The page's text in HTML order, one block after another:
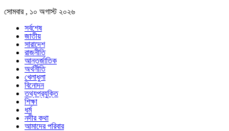
সোমবার , ১০ অগাস্ট ২০২৬
সর্বশেষ
জাতীয়
সারাদেশ
রাজনীতি
আন্তর্জাতিক
অর্থনীতি
খেলাধুলা
বিনোদন
তথ্যপ্রযুক্তি
শিক্ষা
ধর্ম
নদীর কথা
আমাদের পরিবার